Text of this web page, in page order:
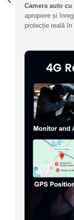
Camera auto cu
apropiere și
protecție reală în